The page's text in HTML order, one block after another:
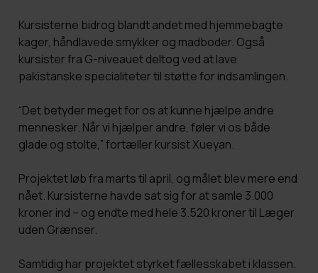
Kursisterne bidrog blandt andet med hjemmebagte
kager, håndlavede smykker og madboder. Også
kursister fra G-niveauet deltog ved at lave
pakistanske specialiteter til støtte for indsamlingen.
“Det betyder meget for os at kunne hjælpe andre
mennesker. Når vi hjælper andre, føler vi os både
glade og stolte,” fortæller kursist Xueyan.
Projektet løb fra marts til april, og målet blev mere end
nået. Kursisterne havde sat sig for at samle 3.000
kroner ind – og endte med hele 3.520 kroner til Læger
uden Grænser.
Samtidig har projektet styrket fællesskabet i klassen.